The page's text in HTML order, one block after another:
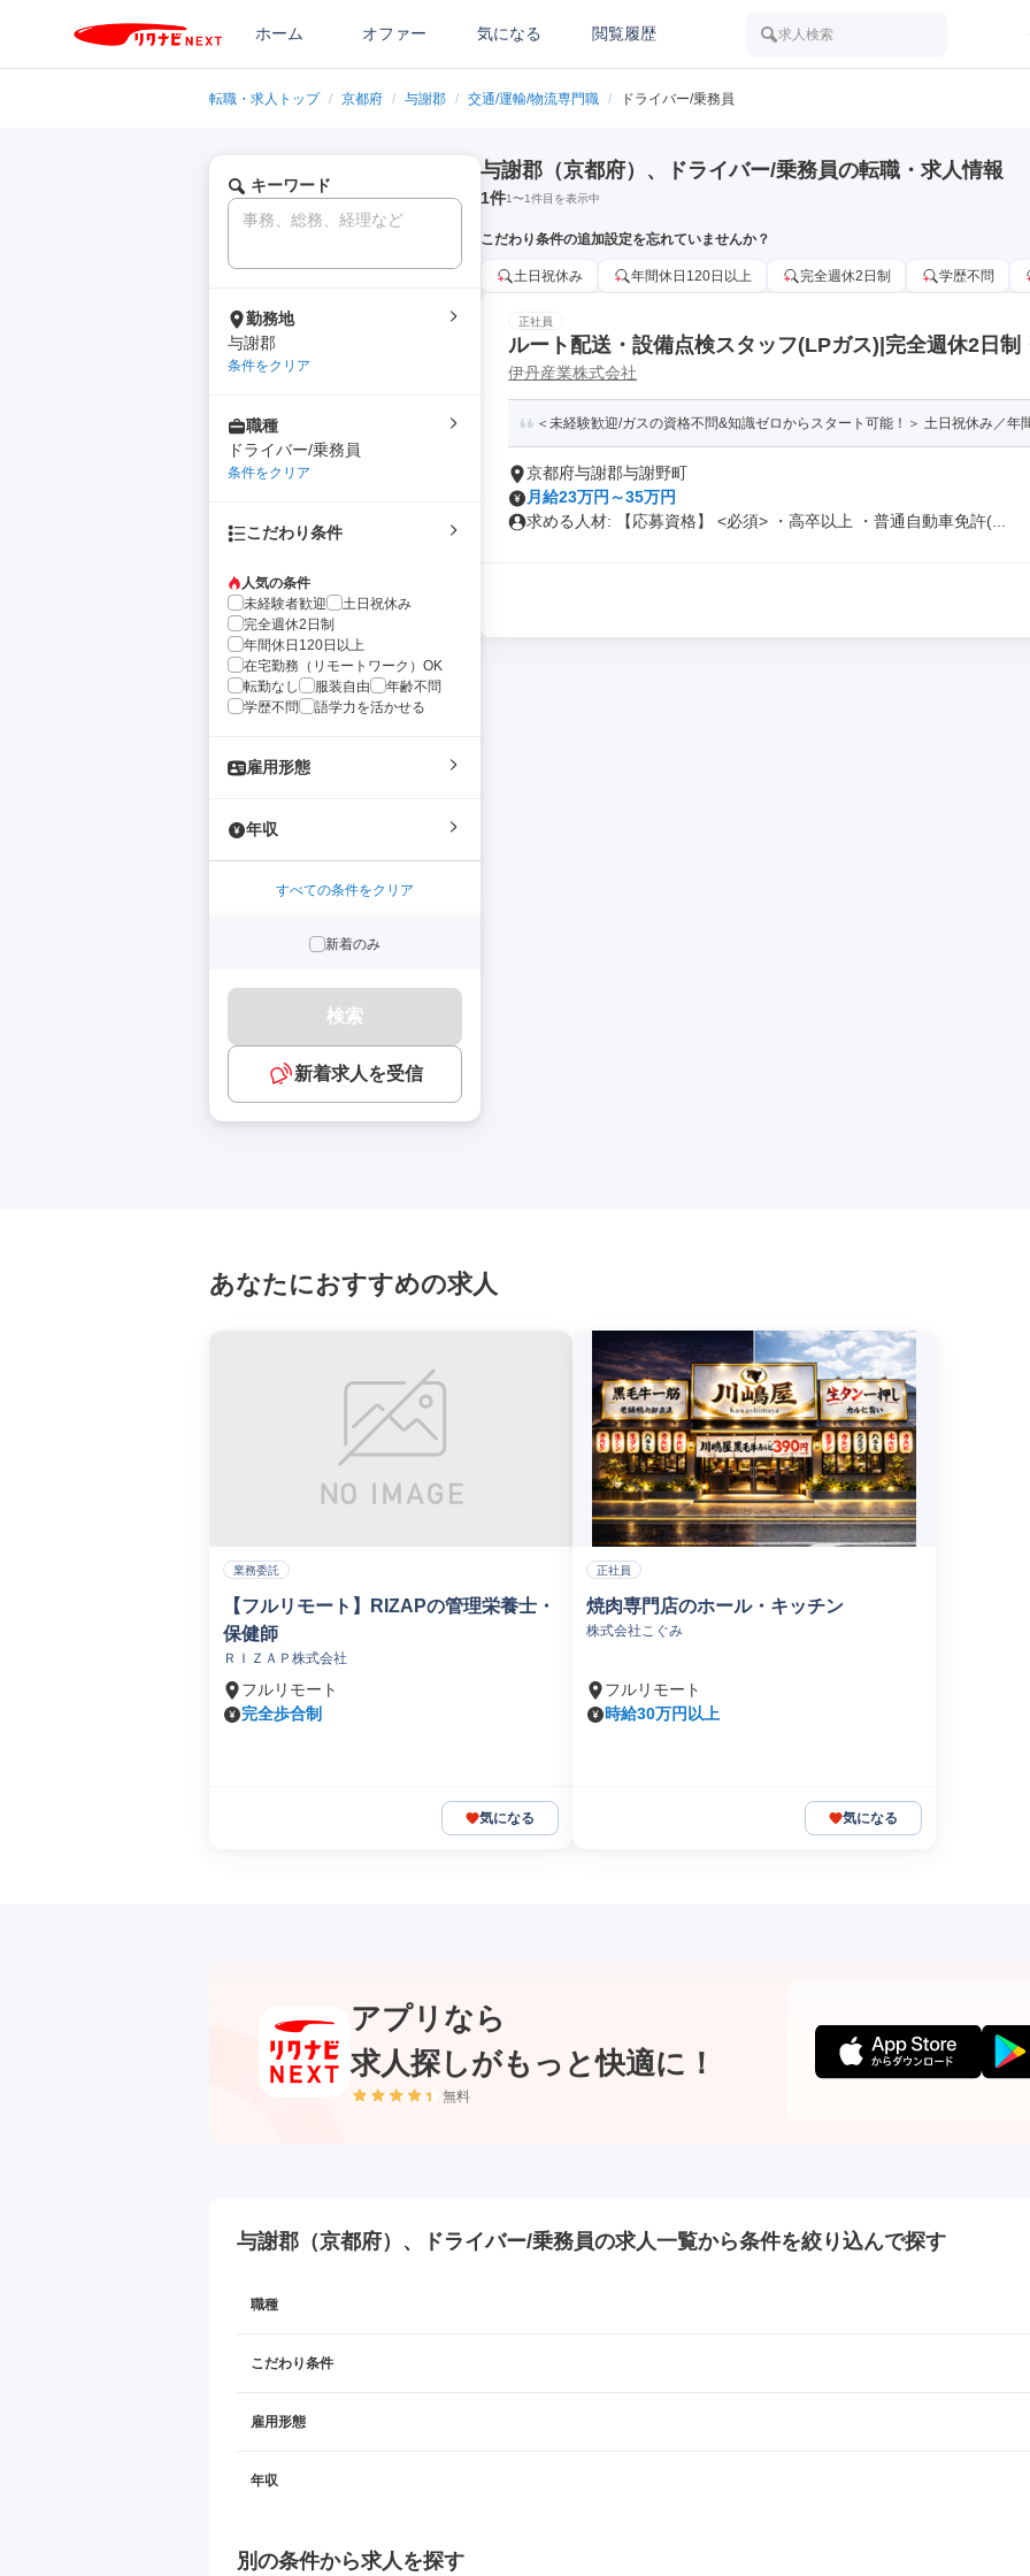
ホーム オファー 気になる 閲覧履歴 求人検索
転職・求人トップ / 京都府 / 与謝郡 / 交通/運輸/物流専門職 / ドライバー/乗務員
キーワード
勤務地
与謝郡
条件をクリア
職種
ドライバー/乗務員
条件をクリア
こだわり条件
人気の条件
未経験者歓迎
土日祝休み
完全週休2日制
年間休日120日以上
在宅勤務（リモートワーク）OK
転勤なし
服装自由
年齢不問
学歴不問
語学力を活かせる
雇用形態
年収
すべての条件をクリア
新着のみ
検索
新着求人を受信
与謝郡（京都府）、ドライバー/乗務員の転職・求人情報
1件1〜1件目を表示中
こだわり条件の追加設定を忘れていませんか？
土日祝休み 年間休日120日以上 完全週休2日制 学歴不問
正社員
ルート配送・設備点検スタッフ(LPガス)|完全週休2日
以上
伊丹産業株式会社
＜未経験歓迎/ガスの資格不問&知識ゼロからスタート可能！＞ 土日祝休み／年
京都府与謝郡与謝野町
月給23万円～35万円
求める人材: 【応募資格】 <必須> ・高卒以上 ・普通自動車免許(...
あなたにおすすめの求人
業務委託
【フルリモート】RIZAPの管理栄養士・
保健師
ＲＩＺＡＰ株式会社
フルリモート
完全歩合制
気になる
正社員
焼肉専門店のホール・キッチン
株式会社こぐみ
フルリモート
時給30万円以上
気になる
アプリなら
求人探しがもっと快適に！
無料
与謝郡（京都府）、ドライバー/乗務員の求人一覧から条件を絞り込んで探す
職種
こだわり条件
雇用形態
年収
別の条件から求人を探す